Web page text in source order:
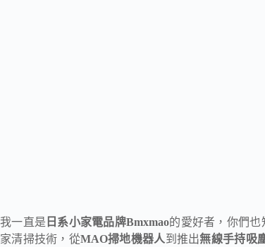
我一直是 日系小家電品牌Bmxmao的愛好者，你們也
家清掃技術，從MAO掃地機器人到推出無線手持吸